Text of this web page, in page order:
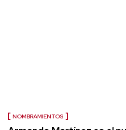
NOMBRAMIENTOS